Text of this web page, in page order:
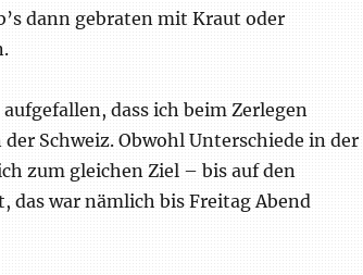
dann gebraten mit Kraut oder
dass ich beim Zerlegen
Schweiz. Obwohl Unterschiede in der
zum gleichen Ziel – bis auf den
das war nämlich bis Freitag Abend